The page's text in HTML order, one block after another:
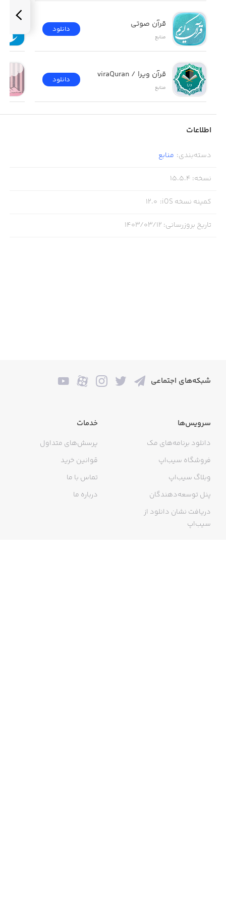
• لیست کاملی از کلمات و عبارات خارجی وارد شده به فرهنگ
انگلیسی
• بیش از ۷۲.۰۰۰ فایل صوتی برای شنیدن تلفظ صحیح
بریتانیایی کلمات و عبارات
• قابلیت جستجوی پیشرفته
• امکان مشاهده تاریخچه جستجوها و مطالعات
قرآن صوتی
منابع
دانلود
قرآن ویرا / viraQuran
منابع
دانلود
اطلاعات
دسته‌بندی: منابع
نسخه:
15.5.4
کمینه نسخه iOS :
12.0
تاریخ بروزرسانی: ۱۴۰۳/۰۳/۱۲
شبکه‌های اجتماعی
سرویس‌ها
دانلود برنامه‌های مک
فروشگاه سیب‌اپ
وبلاگ سیب‌اپ
پنل توسعه‌دهندگان
دریافت نشان دانلود از
سیب‌اپ
خدمات
پرسش‌های متداول
قوانین خرید
تماس با ما
درباره ما